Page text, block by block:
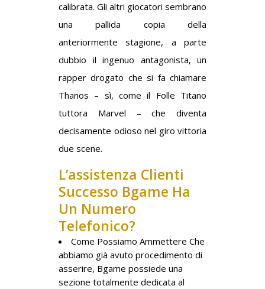
calibrata. Gli altri giocatori sembrano
una pallida copia della
anteriormente stagione, a parte
dubbio il ingenuo antagonista, un
rapper drogato che si fa chiamare
Thanos – sì, come il Folle Titano
tuttora Marvel – che diventa
decisamente odioso nel giro vittoria
due scene.
L’assistenza Clienti
Successo Bgame Ha
Un Numero
Telefonico?
Come Possiamo Ammettere Che
abbiamo già avuto procedimento di
asserire, Bgame possiede una
sezione totalmente dedicata al